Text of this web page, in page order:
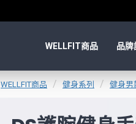
WELLFIT商品 品牌
WELLFIT商品 健身系列 健身男